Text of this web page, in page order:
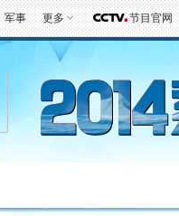
军事 更多 节目官网